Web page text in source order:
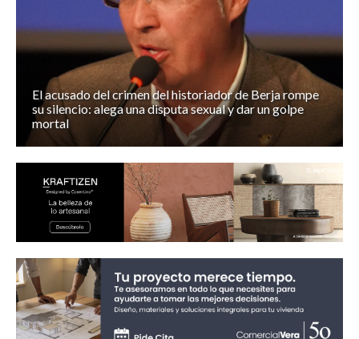
El acusado del crimen del historiador de Berja rompe
su silencio: alega una disputa sexual y dar un golpe
mortal